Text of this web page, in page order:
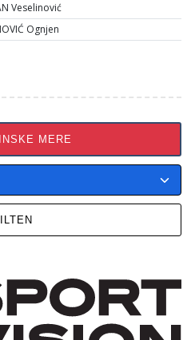
Veselinović
Ognjen
MERE